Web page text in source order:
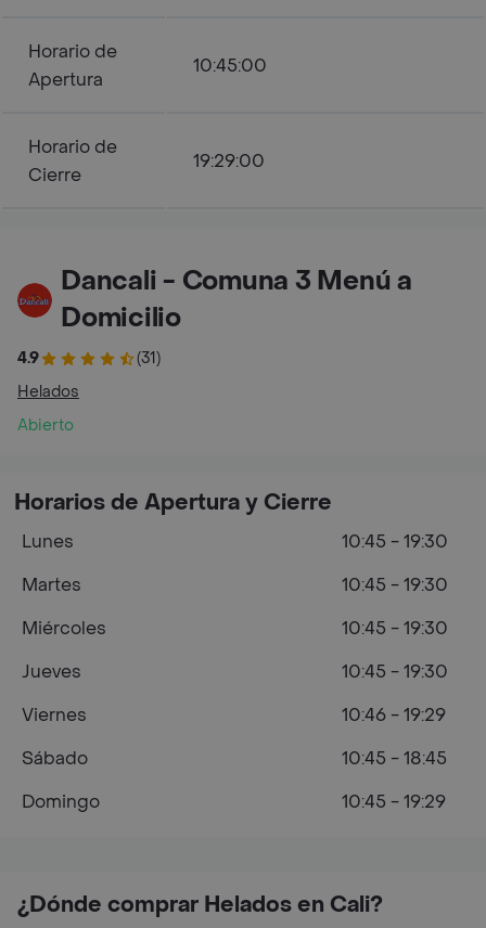
Horario de
Apertura
10:45:00
Horario de
Cierre
19:29:00
Dancali - Comuna 3 Menú a
Domicilio
4.9
(31)
Helados
Abierto
¿Dónde comprar Helados en Cali?
Horarios de Apertura y Cierre
Lunes
10:45 - 19:30
Martes
10:45 - 19:30
Miércoles
10:45 - 19:30
Jueves
10:45 - 19:30
Viernes
10:46 - 19:29
Sábado
10:45 - 18:45
Domingo
10:45 - 19:29